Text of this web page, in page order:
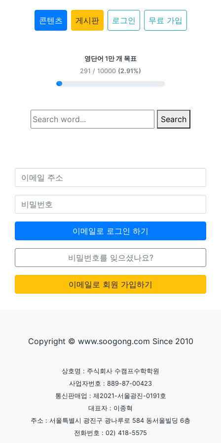
콘텐츠 게시판 로그인 무료 가입
영단어 1만 개 목표
291 / 10000 (2.91%)
Search
이메일로 로그인 하기
비밀번호를 잊으셨나요?
이메일로 회원 가입하기
Copyright © www.soogong.com Since 2010
상호명 : 주식회사 수캠프수학학원
사업자번호 : 889-87-00423
통신판매업 : 제2021-서울광진-0191호
대표자 : 이종혁
주소 : 서울특별시 광진구 광나루로 584 동서울빌딩 6층
전화번호 : 02) 418-5575